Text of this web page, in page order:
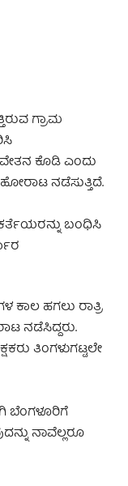
ಗ್ರಾಮ
ಕೊಡಿ ಎಂದು
ನಡೆಸುತ್ತಿದೆ.
ಕಾಲ ಹಗಲು ರಾತ್ರಿ
ನಡೆಸಿದ್ದರು.
ತಿಂಗಳುಗಟ್ಟಲೇ
ಬೆಂಗಳೂರಿಗೆ
ನಾವೆಲ್ಲರೂ